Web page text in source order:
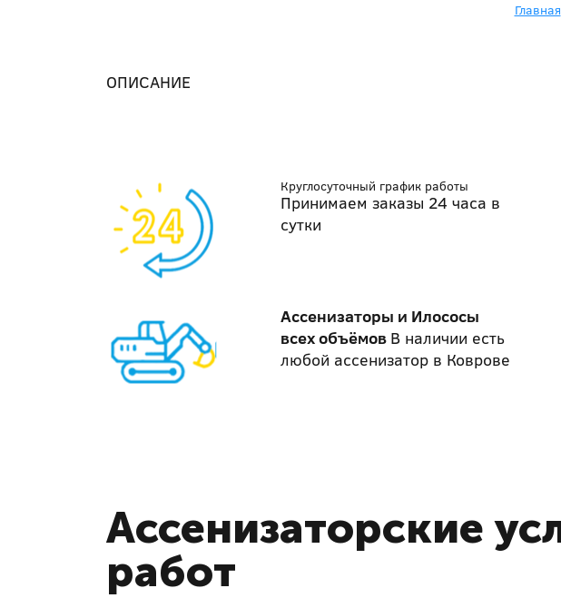
Главная
ОПИСАНИЕ
Круглосуточный график работы
Принимаем заказы 24 часа в
сутки
Ассенизаторы и Илососы
всех объёмов В наличии есть
любой ассенизатор в Коврове
Ассенизаторские
работ